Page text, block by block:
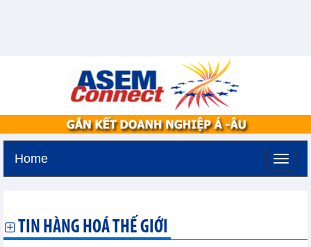
Home
TIN HÀNG HOÁ THẾ GIỚI